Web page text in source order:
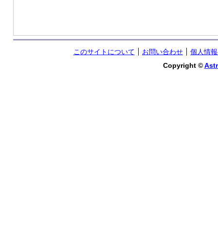
このサイトについて お問い合わせ
個人情
Copyright ©